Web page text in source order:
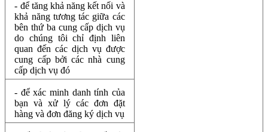
- để tăng khả năng kết nối và
khả năng tương tác giữa các
bên thứ ba cung cấp dịch vụ
do chúng tôi chỉ định liên
quan đến các dịch vụ được
cung cấp bởi các nhà cung
cấp dịch vụ đó
- để xác minh danh tính của
bạn và xử lý các đơn đặt
hàng và đơn đăng ký dịch vụ